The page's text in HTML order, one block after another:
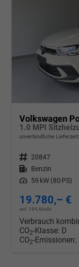
Volkswagen
unverbindliche Lieferzeit:
Fahrzeugnr. 20847
Kraftstoff Benzin
Leistung 59 kW (80 PS)
19.780,– €
incl. 19% MwSt.
Verbrauch
CO2-Klasse: D
CO2-Emissionen: